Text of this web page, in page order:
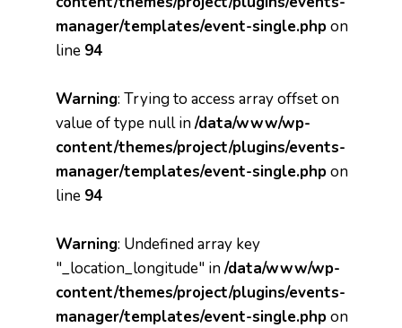
manager/templates/event-single.phpon
line 94
Warning: Trying to access array offset on
value of type null in/data/www/wp-
content/themes/project/plugins/events-
manager/templates/event-single.phpon
line 94
Warning: Undefined array key
"_location_longitude" in/data/www/wp-
content/themes/project/plugins/events-
manager/templates/event-single.phpon